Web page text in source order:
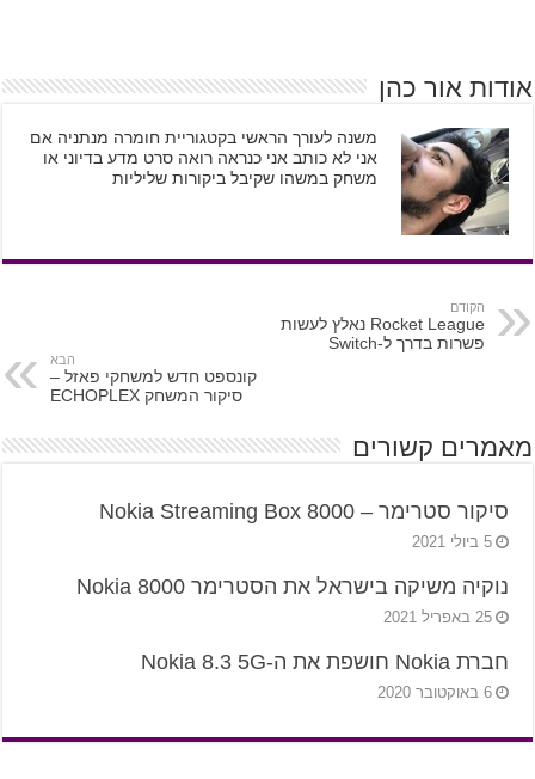
אודות אור כהן
משנה לעורך הראשי בקטגוריית חומרה מנתניה אם
אני לא כותב אני כנראה רואה סרט מדע בדיוני או
משחק במשהו שקיבל ביקורות שליליות
הקודם
Rocket League נאלץ לעשות
פשרות בדרך ל-Switch
הבא
קונספט חדש למשחקי פאזל –
סיקור המשחק ECHOPLEX
מאמרים קשורים
סיקור סטרימר – Nokia Streaming Box 8000
5 ביולי 2021
נוקיה משיקה בישראל את הסטרימר Nokia 8000
25 באפריל 2021
חברת Nokia חושפת את ה-Nokia 8.3 5G
6 באוקטובר 2020